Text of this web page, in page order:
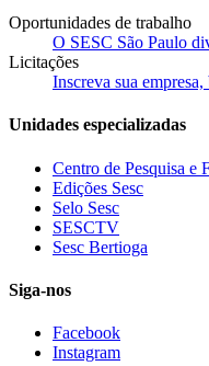
Oportunidades de trabalho
O SESC São Paulo
Licitações
Inscreva sua
Unidades especializadas
Centro de Pesquisa e
Edições Sesc
Selo Sesc
SESCTV
Sesc Bertioga
Siga-nos
Facebook
Instagram